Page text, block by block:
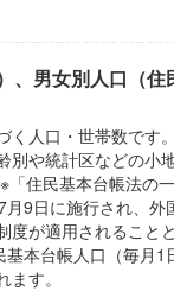
、男女別人口（住
く人口・世帯数です
別や統計区などの小
「住民基本台帳法の
9日に施行され、外
度が適用されること
本台帳人口（毎月1
す。